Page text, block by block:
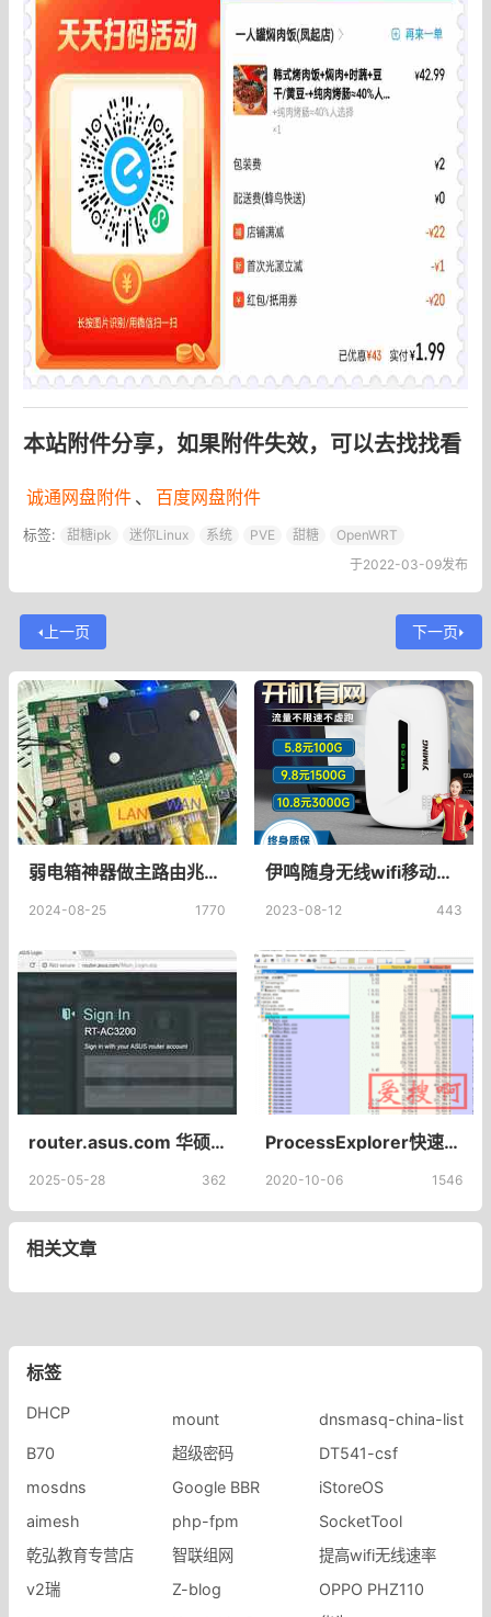
本站附件分享，如果附件失效，可以去找找看
诚通网盘附件 、 百度网盘附件
标签: 甜糖ipk 迷你Linux 系统 PVE 甜糖
OpenWRT
于2022-03-09发布
上一页 下一页
弱电箱神器做主路由兆能M2 OpenWrt-24.8.8固件分享下载
2024-08-25 1770
伊鸣随身无线wifi移动wilf便携式热点wi-fi网络免插卡上网宝带数据线三网通车载宽带流量卡托智能路由器wilf_伊鸣旗舰店
2023-08-12 443
router.asus.com 华硕ASUS路由器登录入口192.168.1.1
2025-05-28 362
ProcessExplorer快速定位弹窗进程，定位弹窗广告查找广告弹窗进程小工具下载
2020-10-06 1546
相关文章
标签
DHCP mount
dnsmasq-china-list
B70
超级密码
DT541-csf
mosdns
Google BBR
iStoreOS
aimesh
php-fpm
SocketTool
乾弘教育专营店
智联组网
提高wifi无线速率
v2瑞
Z-blog
OPPO PHZ110